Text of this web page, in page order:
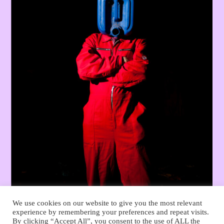
We use cookies on our website to give you the most relevant
experience by remembering your preferences and repeat visits.
By clicking “Accept All”, you consent to the use of ALL the